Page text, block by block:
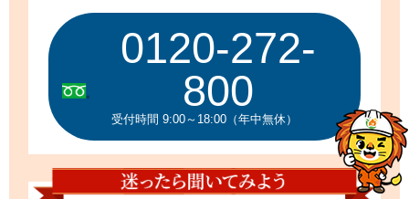
0120-272-
800
受付時間 9:00～18:00（年中無休）